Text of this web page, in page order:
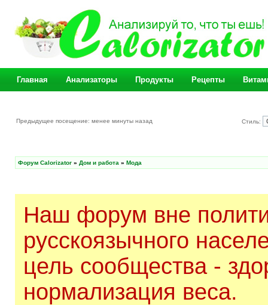
Главная Анализаторы Продукты Рецепты
Предыдущее посещение: менее минуты назад Стиль:
Форум Calorizator » Дом и работа » Мода
Наш форум вне
русскоязычного
цель сообщества -
нормализация веса.